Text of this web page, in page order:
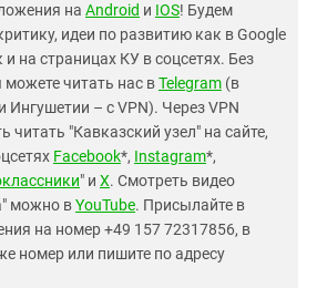
на Android и IOS! Будем
идеи по развитию как в Google
и на страницах КУ в соцсетях. Без
читать нас вTelegram (в
Ингушетии – с VPN). Через VPN
"Кавказский узел" на сайте,
Facebook*, Instagram*,
" и X. Смотреть видео
можно вYouTube. Присылайте в
на номер +49 157 72317856, в
номер или пишите по адресу